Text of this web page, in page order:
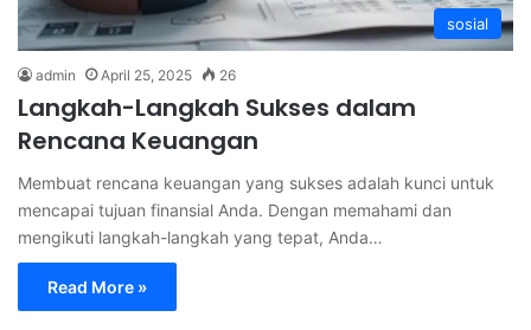
sosial
admin April 25, 2025 26
Langkah-Langkah Sukses dalam
Rencana Keuangan
Membuat rencana keuangan yang sukses adalah kunci untuk
mencapai tujuan finansial Anda. Dengan memahami dan
mengikuti langkah-langkah yang tepat, Anda…
Read More »